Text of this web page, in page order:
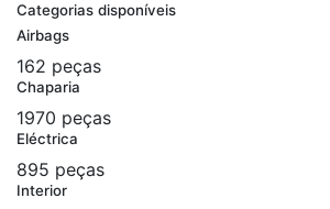
Categorias disponíveis
Airbags
162 peças
Chaparia
1970 peças
Eléctrica
895 peças
Interior